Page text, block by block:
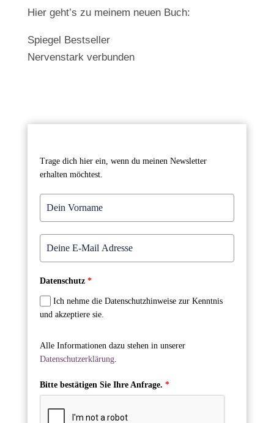
Hier geht’s zu meinem neuen Buch:
Spiegel Bestseller
Nervenstark verbunden
Trage dich hier ein, wenn du meinen Newsletter
erhalten möchtest.
Datenschutz *
Ich nehme die Datenschutzhinweise zur Kenntnis
und akzeptiere sie.
Alle Informationen dazu stehen in unserer
Datenschutzerklärung.
Bitte bestätigen Sie Ihre Anfrage. *